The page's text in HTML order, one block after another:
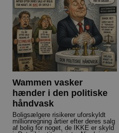
Wammen vasker
hænder i den politiske
håndvask
Boligsælgere risikerer uforskyldt
millionregning årtier efter deres salg
af bolig for noget, de IKKE er skyld